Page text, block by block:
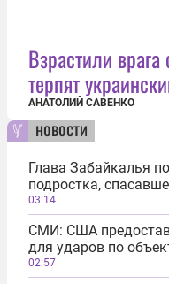
Взрастили
терпят
АНАТОЛИЙ САВЕНКО
новости
Глава Забайкалья
подростка,
03:14
СМИ: США
для ударов по
02:57